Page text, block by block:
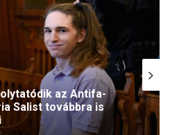
az Antifa-
Salist továbbra is